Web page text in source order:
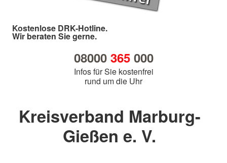
Kostenlose DRK-Hotline.
Wir beraten Sie gerne.
08000 365000
Infos für Sie kostenfrei
rund um die Uhr
Kreisverband Marburg-
Gießen e. V.